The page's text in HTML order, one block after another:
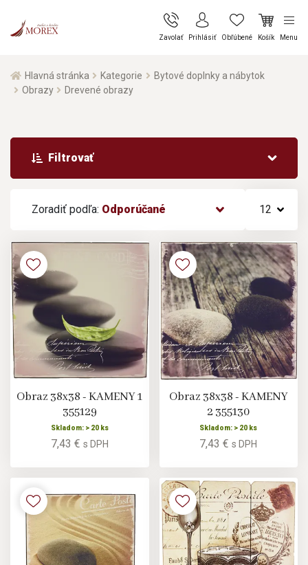
Zavolať Prihlásiť Obľúbené Košík Menu
Hlavná stránka Kategorie
Bytové doplnky a nábytok
Obrazy
Drevené obrazy
Zoradiť podľa: Odporúčané 12
Filtrovať
Obraz 38x38 - KAMENY 1
355129
Skladom: > 20 ks
7,43 € s DPH
Obraz 38x38 - KAMENY
2 355130
Skladom: > 20 ks
7,43 €s DPH